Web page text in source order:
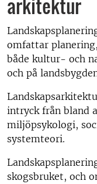
arkitektur
omfattar
både kultur- och
och på
intryck från bland
miljöpsykologi,
systemteori.
skogsbruket, och